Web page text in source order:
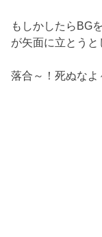
もしかしたらBG
が矢面に立とう
落合～！死ぬなよ